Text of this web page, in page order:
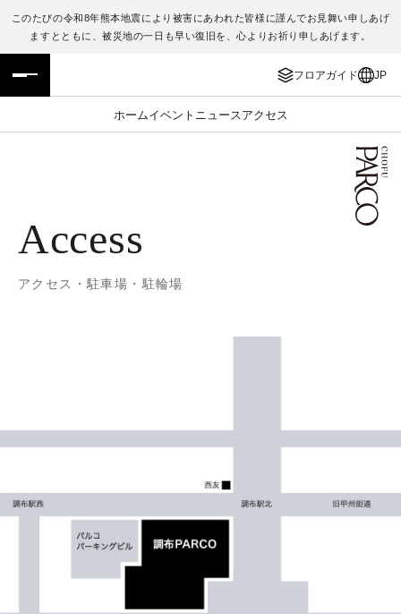
このたびの令和8年熊本地震により被害にあわれた皆様に謹んでお見舞い申しあげ
ますとともに、被災地の一日も早い復旧を、心よりお祈り申しあげます。
フロアガイド JP
ホームイベント ニュース アクセス
フロアガイド
施設案内・アクセス
レストラン・カフェ
ENGLISH
繁体字
ภาษาไทย
Access
アクセス・駐車場・駐輪場